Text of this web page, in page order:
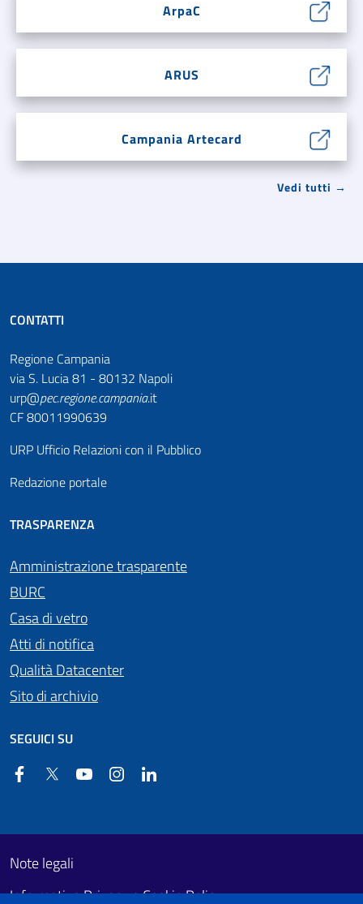
ArpaC
ARUS
Campania Artecard
Vedi tutti →
CONTATTI
Regione Campania
via S. Lucia 81 - 80132 Napoli
urp@pec.regione.campania.it
CF 80011990639
URP Ufficio Relazioni con il Pubblico
Redazione portale
TRASPARENZA
Amministrazione trasparente
BURC
Casa di vetro
Atti di notifica
Qualità Datacenter
Sito di archivio
SEGUICI SU
FacebookTwitter YouTube Instagram
Footer First
Useful links section
Note legali
Informativa Privacy e Cookie Policy